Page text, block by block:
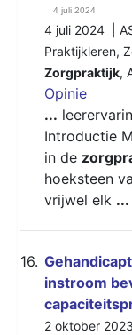
4 juli 2024
4 juli 2024 |
Praktijkleren,
Zorgpraktijk,
Opinie
...
Introductie
in de
hoeksteen
vrijwel elk ...
16.
instroom
2 oktober